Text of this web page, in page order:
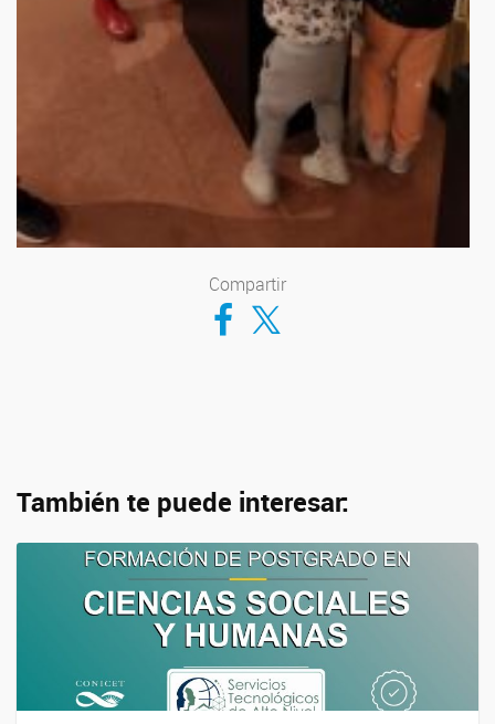
Compartir
Compartir en Facebook
Compartir en Twitter
También te puede interesar: